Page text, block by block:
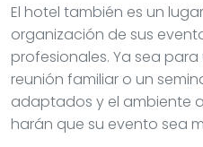
El hotel también es un
organización de sus
profesionales. Ya sea
reunión familiar o un
adaptados y el ambiente
harán que su evento sea